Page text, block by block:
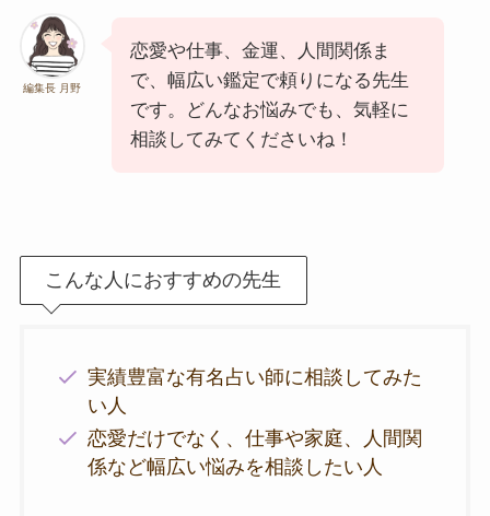
編集長 月野
恋愛や仕事、金運、人間関係ま
で、幅広い鑑定で頼りになる先生
です。どんなお悩みでも、気軽に
相談してみてくださいね！
こんな人におすすめの先生
実績豊富な有名占い師に相談してみた
い人
恋愛だけでなく、仕事や家庭、人間関
係など幅広い悩みを相談したい人